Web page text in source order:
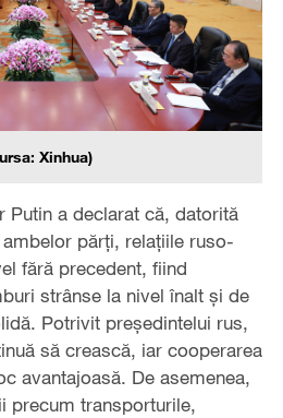
Xinhua)
Putin a declarat că, datorită
părți, relațiile ruso-
fără precedent, fiind
strânse la nivel înalt și de
Potrivit președintelui rus,
să crească, iar cooperarea
avantajoasă. De asemenea,
precum transporturile,